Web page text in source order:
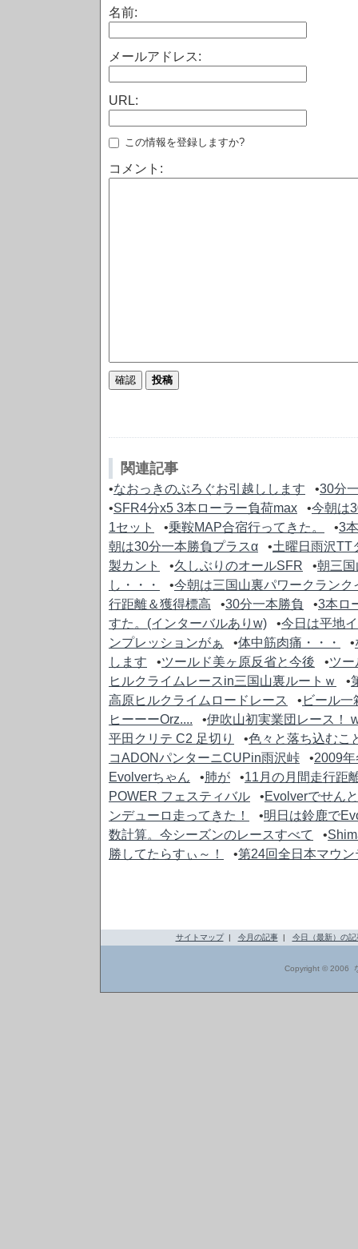
名前:
メールアドレス:
URL:
この情報を登録しますか?
コメント:
関連記事
•なおっきのぶろぐお引越しします •30分
•SFR4分x5 3本ローラー負荷max •今朝は
1セット
•乗鞍MAP合宿行ってきた。 •3
朝は30分一本勝負プラスα •土曜日雨沢TT
製カント
•久しぶりのオールSFR •朝三
し・・・
•今朝は三国山裏パワークランク
行距離＆獲得標高 •30分一本勝負 •3本ロ
すた。(インターバルありw) •今日は平地
ンプレッションがぁ
•体中筋肉痛・・・ •
します •ツールド美ヶ原反省と今後 •ツ
ヒルクライムレースin三国山裏ルートｗ
•
高原ヒルクライムロードレース
• ビール
ヒーーーOrz.... •伊吹山初実業団レース！
平田クリテ C2 足切り
•色々と落ち込むこ
コADONパンターニCUPin雨沢峠 •2009
Evolverちゃん •肺が •11月の月間走行距
POWER フェスティバル •Evolverでせん
ンデューロ走ってきた！
•明日は鈴鹿で
数計算。今シーズンのレースすべて
•
勝してたらすぃ～！
•第24回全日本マウ
サイトマップ| 今月の記事| 今日（最新）の記
Copyright © 2006